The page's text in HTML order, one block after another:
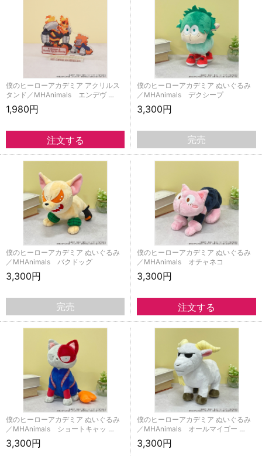
僕のヒーローアカデミア アクリルス
タンド／MHAnimals エンデヴ …
1,980円
僕のヒーローアカデミア ぬいぐるみ
／MHAnimals デクシープ
3,300円
完売
僕のヒーローアカデミア ぬいぐるみ
／MHAnimals バクドッグ
3,300円
完売
僕のヒーローアカデミア ぬいぐるみ
／MHAnimals オチャネコ
3,300円
僕のヒーローアカデミア ぬいぐるみ
／MHAnimals ショートキャッ …
3,300円
僕のヒーローアカデミア ぬいぐるみ
／MHAnimals オールマイゴー …
3,300円